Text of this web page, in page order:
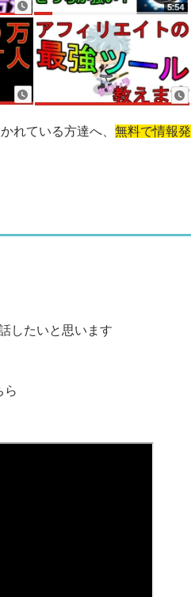
れている方達へ、 無料で情報
したいと思います
ら